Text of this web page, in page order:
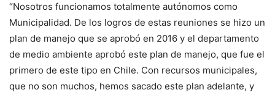
“Nosotros funcionamos totalmente autónomos como
Municipalidad. De los logros de estas reuniones se hizo un
plan de manejo que se aprobó en 2016 y el departamento
de medio ambiente aprobó este plan de manejo, que fue el
primero de este tipo en Chile. Con recursos municipales,
que no son muchos, hemos sacado este plan adelante, y